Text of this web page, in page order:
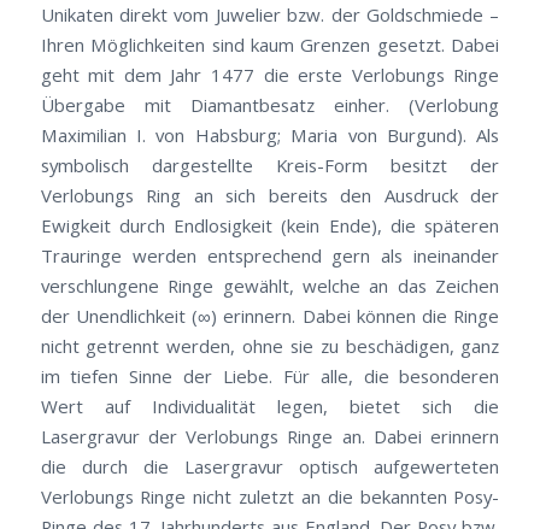
Unikaten direkt vom Juwelier bzw. der Goldschmiede –
Ihren Möglichkeiten sind kaum Grenzen gesetzt. Dabei
geht mit dem Jahr 1477 die erste Verlobungs Ringe
Übergabe mit Diamantbesatz einher. (Verlobung
Maximilian I. von Habsburg; Maria von Burgund). Als
symbolisch dargestellte Kreis-Form besitzt der
Verlobungs Ring an sich bereits den Ausdruck der
Ewigkeit durch Endlosigkeit (kein Ende), die späteren
Trauringe werden entsprechend gern als ineinander
verschlungene Ringe gewählt, welche an das Zeichen
der Unendlichkeit (∞) erinnern. Dabei können die Ringe
nicht getrennt werden, ohne sie zu beschädigen, ganz
im tiefen Sinne der Liebe. Für alle, die besonderen
Wert auf Individualität legen, bietet sich die
Lasergravur der Verlobungs Ringe an. Dabei erinnern
die durch die Lasergravur optisch aufgewerteten
Verlobungs Ringe nicht zuletzt an die bekannten Posy-